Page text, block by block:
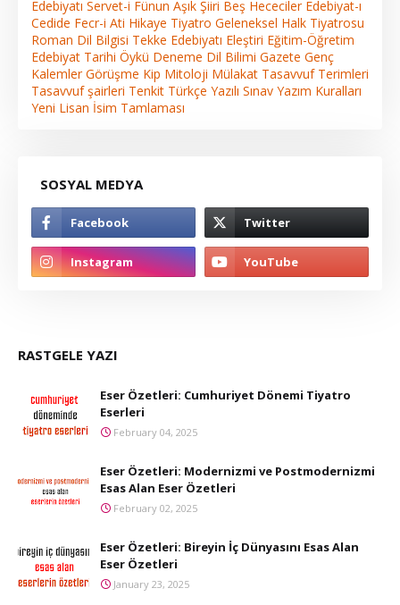
Edebiyatı Servet-i Fünun Aşık Şiiri Beş Hececiler Edebiyat-ı
Cedide Fecr-i Ati Hikaye Tiyatro Geleneksel Halk Tiyatrosu
Roman Dil Bilgisi Tekke Edebiyatı Eleştiri Eğitim-Öğretim
Edebiyat Tarihi Öykü Deneme Dil Bilimi Gazete Genç
Kalemler Görüşme Kip Mitoloji Mülakat Tasavvuf Terimleri
Tasavvuf şairleri Tenkit Türkçe Yazılı Sınav Yazım Kuralları
Yeni Lisan İsim Tamlaması
SOSYAL MEDYA
RASTGELE YAZI
Eser Özetleri: Cumhuriyet Dönemi Tiyatro
Eserleri
February 04, 2025
Eser Özetleri: Modernizmi ve Postmodernizmi
Esas Alan Eser Özetleri
February 02, 2025
Eser Özetleri: Bireyin İç Dünyasını Esas Alan
Eser Özetleri
January 23, 2025